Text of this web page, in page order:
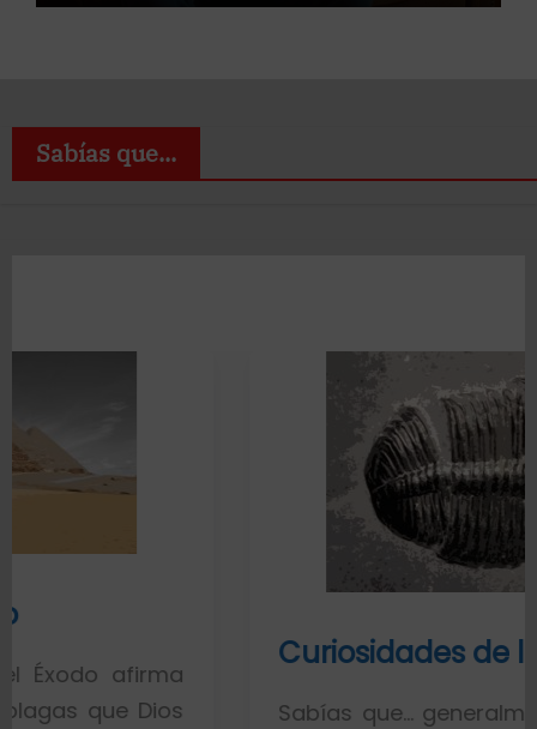
Sabías que...
Curiosidades de los fósiles
Sabías que… generalmente toda la